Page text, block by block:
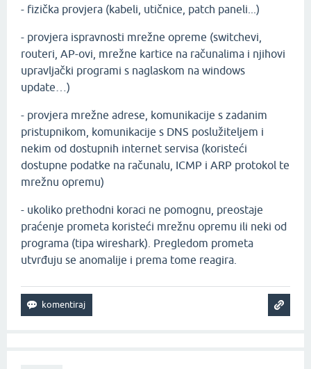
- fizička provjera (kabeli, utičnice, patch paneli...)
- provjera ispravnosti mrežne opreme (switchevi,
routeri, AP-ovi, mrežne kartice na računalima i njihovi
upravljački programi s naglaskom na windows
update…)
- provjera mrežne adrese, komunikacije s zadanim
pristupnikom, komunikacije s DNS poslužiteljem i
nekim od dostupnih internet servisa (koristeći
dostupne podatke na računalu, ICMP i ARP protokol te
mrežnu opremu)
- ukoliko prethodni koraci ne pomognu, preostaje
praćenje prometa koristeći mrežnu opremu ili neki od
programa (tipa wireshark). Pregledom prometa
utvrđuju se anomalije i prema tome reagira.